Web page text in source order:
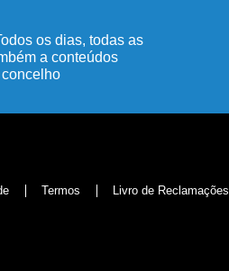
os dias, todas as
a conteúdos
Termos Livro de Reclamações